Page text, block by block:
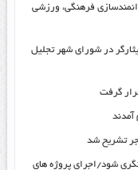
فرهنگی، ورزشی
در شورای شهر تجلیل
گرفت
تشریح شد
شود/اجرای پروژه های